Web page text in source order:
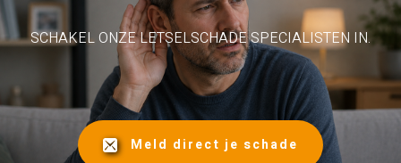
SCHAKEL ONZE LETSELSCHADE SPECIALISTEN IN.
Meld direct je schade